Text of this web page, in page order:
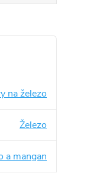
na železo
Železo
a mangan